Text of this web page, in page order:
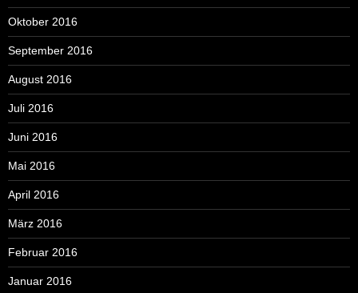
Oktober 2016
September 2016
August 2016
Juli 2016
Juni 2016
Mai 2016
April 2016
März 2016
Februar 2016
Januar 2016